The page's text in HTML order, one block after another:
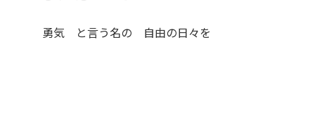
勇気 と言う名の 自由の日々を